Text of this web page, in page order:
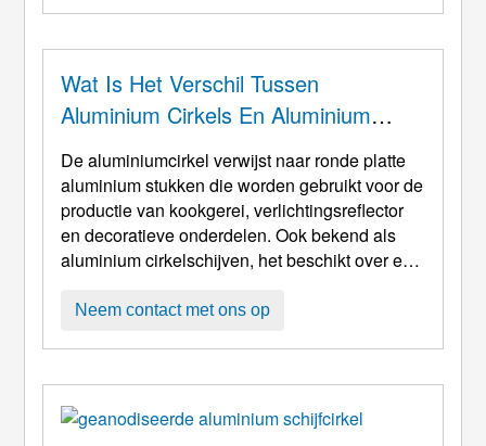
boek blanking productielijn belangrijkste
apparatuur zijn: voerwagen, afwikkelaar, ...
Wat Is Het Verschil Tussen
Aluminium Cirkels En Aluminium
Cirkelspanten?
De aluminiumcirkel verwijst naar ronde platte
aluminium stukken die worden gebruikt voor de
productie van kookgerei, verlichtingsreflector
en decoratieve onderdelen. Ook bekend als
aluminium cirkelschijven, het beschikt over een
dieptrekeigenschappen en lange levensduur.
inbegrepen 1050, 1060, 1070, 1100 En 3003
enz. 1000 verschilt van 3000 daarin ...
Neem contact met ons op